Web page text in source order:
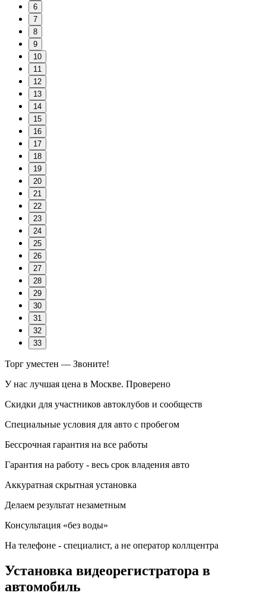
6
7
8
9
10
11
12
13
14
15
16
17
18
19
20
21
22
23
24
25
26
27
28
29
30
31
32
33
Торг уместен — Звоните!
У нас лучшая цена в Москве. Проверено
Скидки для участников автоклубов и сообществ
Специальные условия для авто с пробегом
Бессрочная гарантия на все работы
Гарантия на работу - весь срок владения авто
Аккуратная скрытная установка
Делаем результат незаметным
Консультация «без воды»
На телефоне - специалист, а не оператор коллцентра
Установка видеорегистратора в
автомобиль